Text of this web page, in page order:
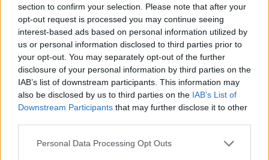
section to confirm your selection. Please note that after your
opt-out request is processed you may continue seeing
interest-based ads based on personal information utilized by
us or personal information disclosed to third parties prior to
your opt-out. You may separately opt-out of the further
disclosure of your personal information by third parties on the
IAB’s list of downstream participants. This information may
also be disclosed by us to third parties on the IAB’s List of
Downstream Participants that may further disclose it to other
Please note that this website/app uses one or more Google
Personal Data Processing Opt Outs
Resynced
Az Assassin's Creed Black Flag Resynced
látványos, tartalmas és szerethető remake, amely
végre méltó technikai formába hozza Edward
Kenway kalandját.
Ami tetszett